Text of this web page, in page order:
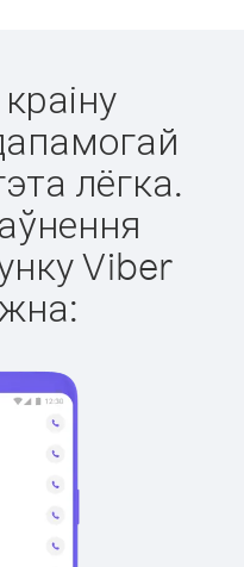
лёгка.
Viber